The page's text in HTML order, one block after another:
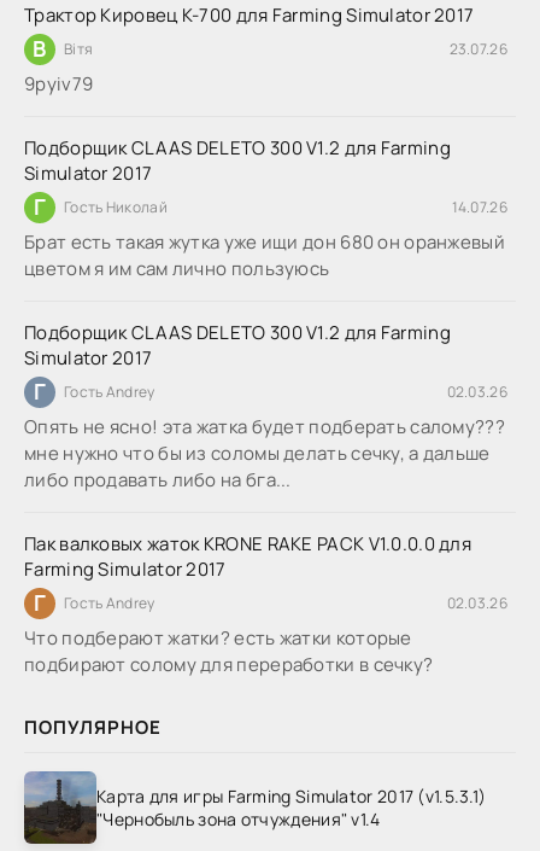
Трактор Кировец К-700 для Farming Simulator 2017
В Вітя 23.07.26
9руіv79
Подборщик CLAAS DELETO 300 V1.2 для Farming
Simulator 2017
Г Гость Николай 14.07.26
Брат есть такая жутка уже ищи дон 680 он оранжевый
цветом я им сам лично пользуюсь
Подборщик CLAAS DELETO 300 V1.2 для Farming
Simulator 2017
Г Гость Andrey 02.03.26
Опять не ясно! эта жатка будет подберать салому???
мне нужно что бы из соломы делать сечку, а дальше
либо продавать либо на бга...
Пак валковых жаток KRONE RAKE PACK V1.0.0.0 для
Farming Simulator 2017
Г Гость Andrey 02.03.26
Что подберают жатки? есть жатки которые
подбирают солому для переработки в сечку?
ПОПУЛЯРНОЕ
Карта для игры Farming Simulator 2017 (v1.5.3.1)
"Чернобыль зона отчуждения" v1.4